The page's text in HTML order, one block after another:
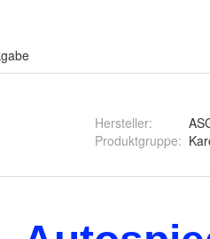
Hersteller:
Produktgruppe: